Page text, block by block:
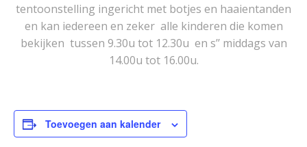
tentoonstelling ingericht met botjes en haaientanden
en kan iedereen en zeker alle kinderen die komen
bekijken tussen 9.30u tot 12.30u en s’’ middags van
14.00u tot 16.00u.
Toevoegen aan kalender